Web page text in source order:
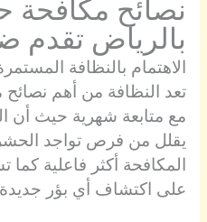
نصائح
بالرياض تقدم
الاهتمام بالنظافة
تعد النظافة من أهم
مع متابعة شهرية حيث أن
يقلل من فرص تواجد
المكافحة أكثر فاعلية كما
على اكتشاف أي بؤر